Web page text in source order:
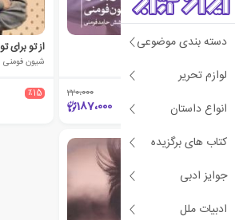
دسته بندی موضوعی
لوازم تحریر
انواع داستان
کتاب های برگزیده
جوایز ادبی
ادبیات ملل
رودخانه در بهار
220،000
187،000
از تو برای تو
شیون فومنی
٪15